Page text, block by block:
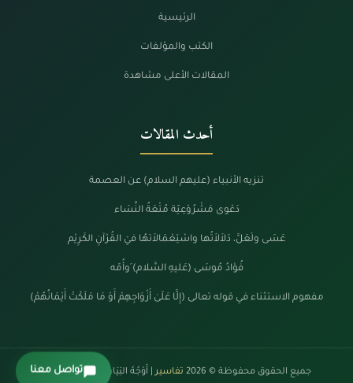
الرئيسية
الكتب والمؤلفات
المقالات الأعلى مشاهدة
أحدث المقالات
تنزيه الأنبياء (عليهم السلام) عن العصمة
دَعْوى مَشْرُوْعِيّة مُتْعَةُ النِّسَاء
عَسَى ولَعَلَّ، دَلاَلاَتُها واسْتِعْمَالاَتهُا فيْ القُرْآنِ الكَرِيْم
فُؤادُ مُوسَى (عَليهِ السَّلام) َوأُمّه
مفهوم الاستثناء في قوله تعالى (إِلَّا عَلَىٰ أَزْوَاجِهِمْ أَوْ مَا مَلَكَتْ أَيْمَانُهُمْ)
جميع الحقوق محفوظة © 2026 تفاسير| أَوْجُهُ البَيَانْ فِي كَلَامِ الرَّحْمَنْ
تواصل معنا